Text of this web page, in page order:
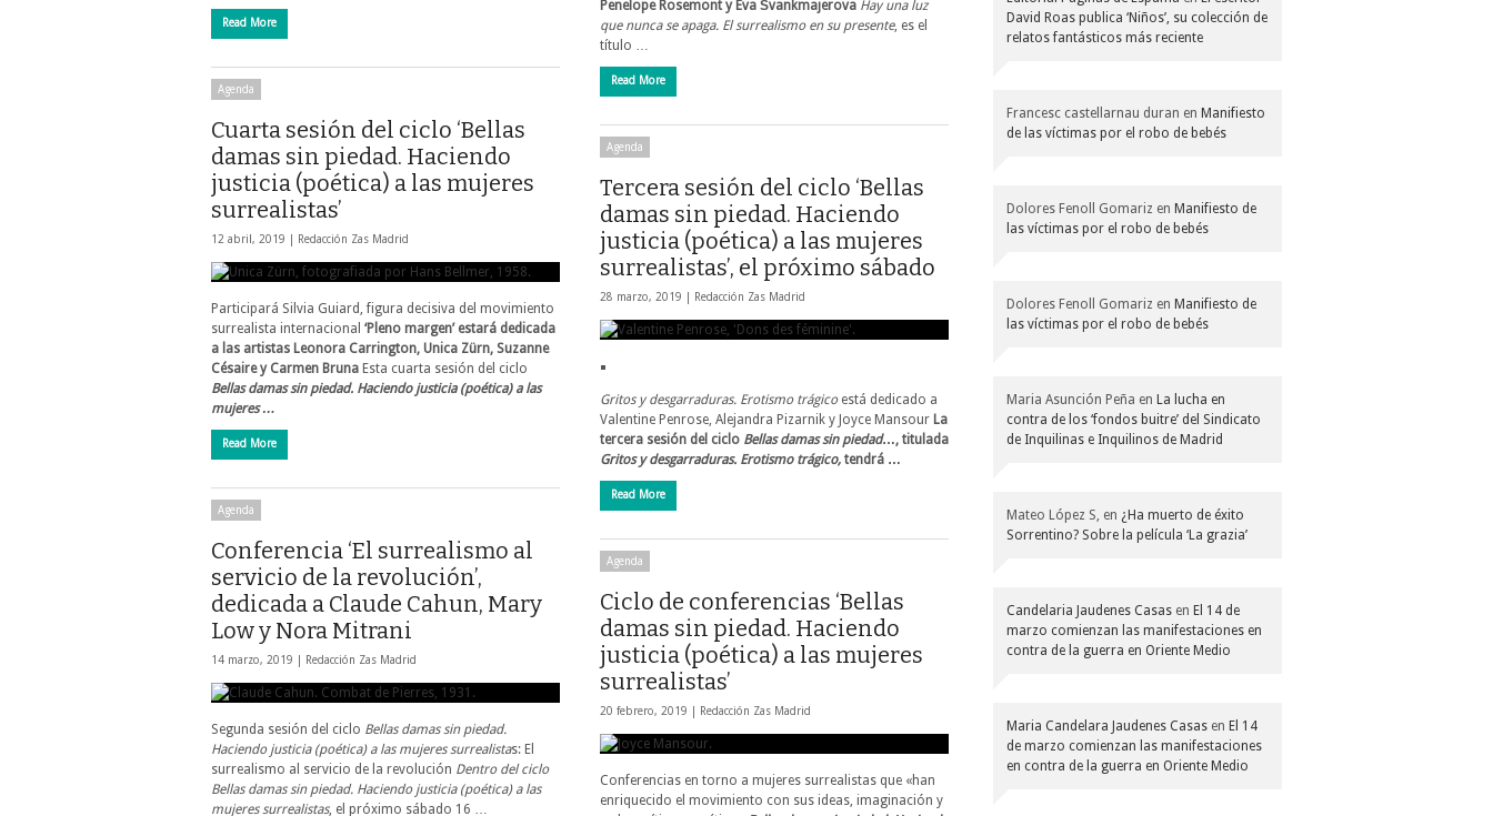
Read More
Penelope Rosemont y Eva Švankmajerova Hay una luz
que nunca se apaga. El surrealismo en su presente, es el
título …
Read More
Agenda
Cuarta sesión del ciclo ‘Bellas
damas sin piedad. Haciendo
justicia (poética) a las mujeres
surrealistas’
12 abril, 2019 | Redacción Zas Madrid
Participará Silvia Guiard, figura decisiva del movimiento
surrealista internacional ‘Pleno margen’ estará dedicada
a las artistas Leonora Carrington, Unica Zürn, Suzanne
Césaire y Carmen Bruna Esta cuarta sesión del ciclo
Bellas damas sin piedad. Haciendo justicia (poética) a las
mujeres …
Read More
Agenda
Tercera sesión del ciclo ‘Bellas
damas sin piedad. Haciendo
justicia (poética) a las mujeres
surrealistas’, el próximo sábado
28 marzo, 2019 | Redacción Zas Madrid
Gritos y desgarraduras. Erotismo trágicoestá dedicado a
Valentine Penrose, Alejandra Pizarnik y Joyce Mansour La
tercera sesión del ciclo Bellas damas sin piedad…, titulada
Gritos y desgarraduras. Erotismo trágico, tendrá …
Read More
Agenda
Conferencia ‘El surrealismo al
servicio de la revolución’,
dedicada a Claude Cahun, Mary
Low y Nora Mitrani
14 marzo, 2019 | Redacción Zas Madrid
Segunda sesión del ciclo Bellas damas sin piedad.
Haciendo justicia (poética) a las mujeres surrealistas: El
surrealismo al servicio de la revolución Dentro del ciclo
Bellas damas sin piedad. Haciendo justicia (poética) a las
mujeres surrealistas, el próximo sábado 16 …
Agenda
Ciclo de conferencias ‘Bellas
damas sin piedad. Haciendo
justicia (poética) a las mujeres
surrealistas’
20 febrero, 2019 | Redacción Zas Madrid
Conferencias en torno a mujeres surrealistas que «han
enriquecido el movimiento con sus ideas, imaginación y
David Roas publica ‘Niños’, su colección de
relatos fantásticos más reciente
Francesc castellarnau duran en Manifiesto
de las víctimas por el robo de bebés
Dolores Fenoll Gomariz en Manifiesto de
las víctimas por el robo de bebés
Dolores Fenoll Gomariz en Manifiesto de
las víctimas por el robo de bebés
Maria Asunción Peña en La lucha en
contra de los ‘fondos buitre’ del Sindicato
de Inquilinas e Inquilinos de Madrid
Mateo López S, en ¿Ha muerto de éxito
Sorrentino? Sobre la película ‘La grazia’
Candelaria Jaudenes Casas en El 14 de
marzo comienzan las manifestaciones en
contra de la guerra en Oriente Medio
Maria Candelara Jaudenes Casas en El 14
de marzo comienzan las manifestaciones
en contra de la guerra en Oriente Medio